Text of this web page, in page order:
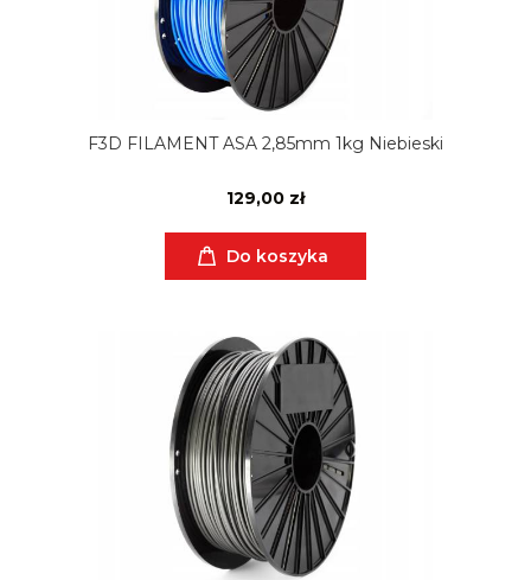
F3D FILAMENT ASA 2,85mm 1kg Niebieski
129,00 zł
Do koszyka